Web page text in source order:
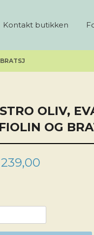
Kontakt butikken
OLIV,
OG
239,00